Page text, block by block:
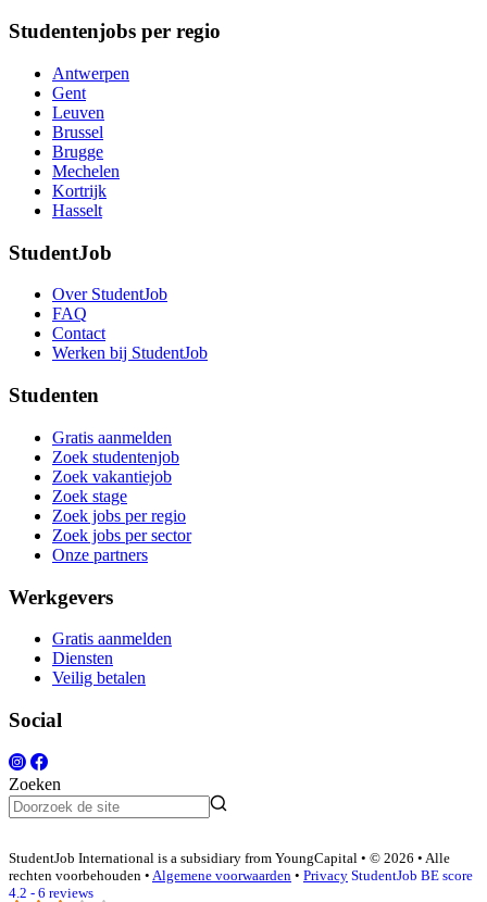
Studentenjobs per regio
Antwerpen
Gent
Leuven
Brussel
Brugge
Mechelen
Kortrijk
Hasselt
StudentJob
Over StudentJob
FAQ
Contact
Werken bij StudentJob
Studenten
Gratis aanmelden
Zoek studentenjob
Zoek vakantiejob
Zoek stage
Zoek jobs per regio
Zoek jobs per sector
Onze partners
Werkgevers
Gratis aanmelden
Diensten
Veilig betalen
Social
Zoeken
StudentJob International is a subsidiary from YoungCapital • © 2026 • Alle
rechten voorbehouden • Algemene voorwaarden • Privacy StudentJob BE score
4.2 - 6 reviews